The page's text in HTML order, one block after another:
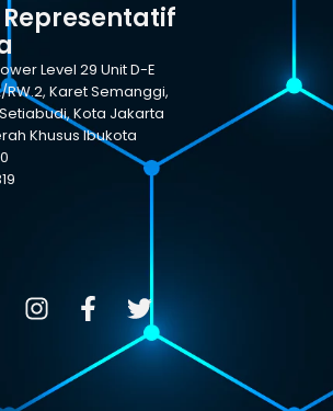
Level 29 Unit D-E
RW.2, Karet Semanggi,
Kota Jakarta
Khusus Ibukota